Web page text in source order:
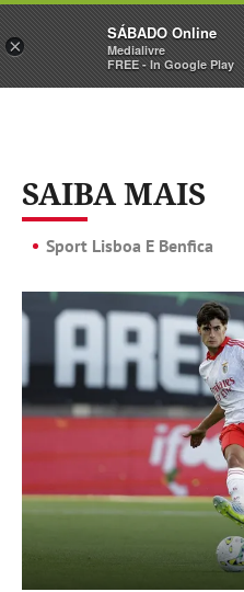
Sábado
SAIBA MAIS
Sport Lisboa E Benfica
×
SÁBADO Online
Medialivre
FREE - In Google Play